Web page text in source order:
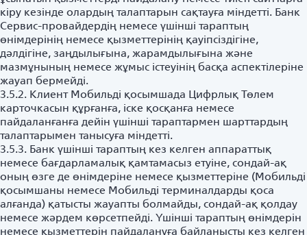
кіру кезінде олардың талаптарын сақтауға міндетті. Банк
Сервис-провайдердің немесе үшінші тараптың
өнімдерінің немесе қызметтерінің қауіпсіздігіне,
дәлдігіне, заңдылығына, жарамдылығына және
мазмұнының немесе жұмыс істеуінің басқа аспектілеріне
жауап бермейді.
3.5.2. Клиент Мобильді қосымшада Цифрлық Төлем
карточкасын құрғанға, іске қосқанға немесе
пайдаланғанға дейін үшінші тараптармен шарттардың
талаптарымен танысуға міндетті.
3.5.3. Банк үшінші тараптың кез келген аппараттық
немесе бағдарламалық қамтамасыз етуіне, сондай-ақ
оның өзге де өнімдеріне немесе қызметтеріне (Мобильді
қосымшаны немесе Мобильді терминалдарды қоса
алғанда) қатысты жауапты болмайды, сондай-ақ қолдау
немесе жәрдем көрсетпейді. Үшінші тараптың өнімдерін
немесе қызметтерін пайдалануға байланысты кез келген